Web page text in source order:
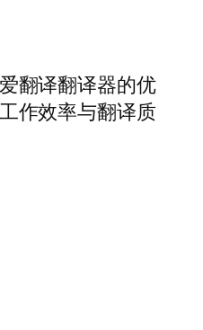
翻译翻译器的优
作效率与翻译质